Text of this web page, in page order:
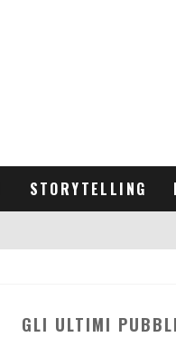
STORYTELLING
GLI ULTIMI